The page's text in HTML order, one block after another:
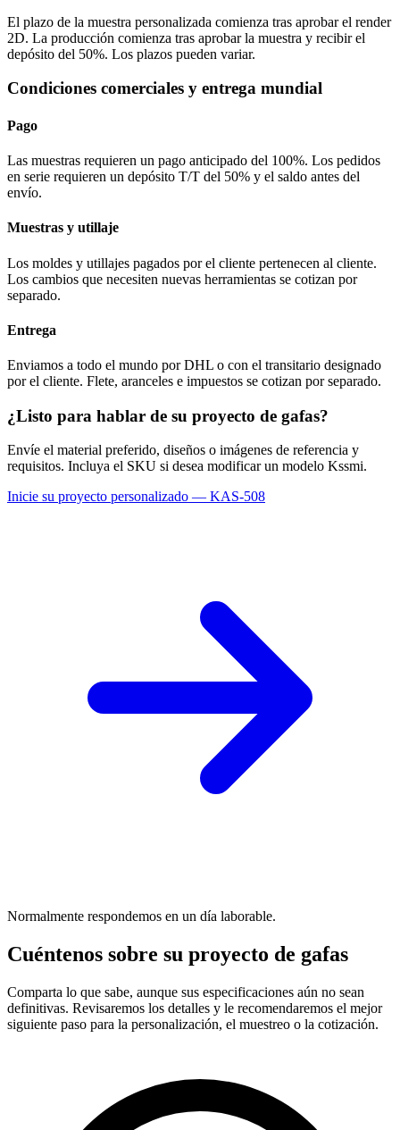
El plazo de la muestra personalizada comienza tras aprobar el render
2D. La producción comienza tras aprobar la muestra y recibir el
depósito del 50%. Los plazos pueden variar.
Condiciones comerciales y entrega mundial
Pago
Las muestras requieren un pago anticipado del 100%. Los pedidos
en serie requieren un depósito T/T del 50% y el saldo antes del
envío.
Muestras y utillaje
Los moldes y utillajes pagados por el cliente pertenecen al cliente.
Los cambios que necesiten nuevas herramientas se cotizan por
separado.
Entrega
Enviamos a todo el mundo por DHL o con el transitario designado
por el cliente. Flete, aranceles e impuestos se cotizan por separado.
¿Listo para hablar de su proyecto de gafas?
Envíe el material preferido, diseños o imágenes de referencia y
requisitos. Incluya el SKU si desea modificar un modelo Kssmi.
Inicie su proyecto personalizado — KAS-508
Normalmente respondemos en un día laborable.
Cuéntenos sobre su proyecto de gafas
Comparta lo que sabe, aunque sus especificaciones aún no sean
definitivas. Revisaremos los detalles y le recomendaremos el mejor
siguiente paso para la personalización, el muestreo o la cotización.